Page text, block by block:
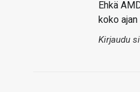
Ehkä
koko ajan
Kirjaudu